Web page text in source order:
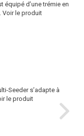
équipé d’une trémie en
Voir le produit
Seeder s’adapte à
le produit